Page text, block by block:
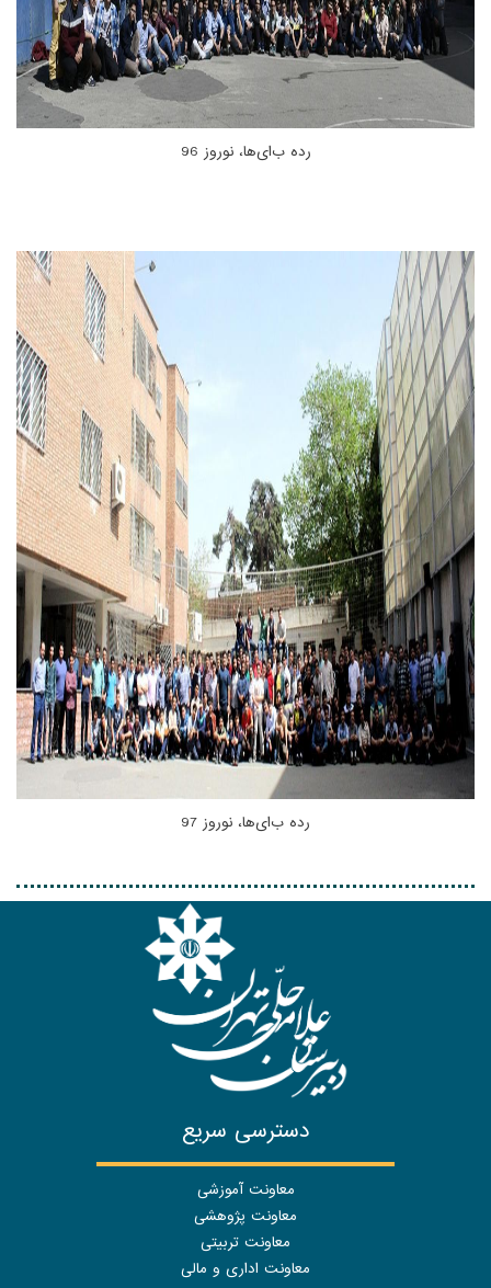
رده ب‌ای‌ها، نوروز 96
رده ب‌ای‌ها، نوروز 97
دسترسی سریع
معاونت آموزشی
معاونت پژوهشی
معاونت تربیتی
معاونت اداری و مالی